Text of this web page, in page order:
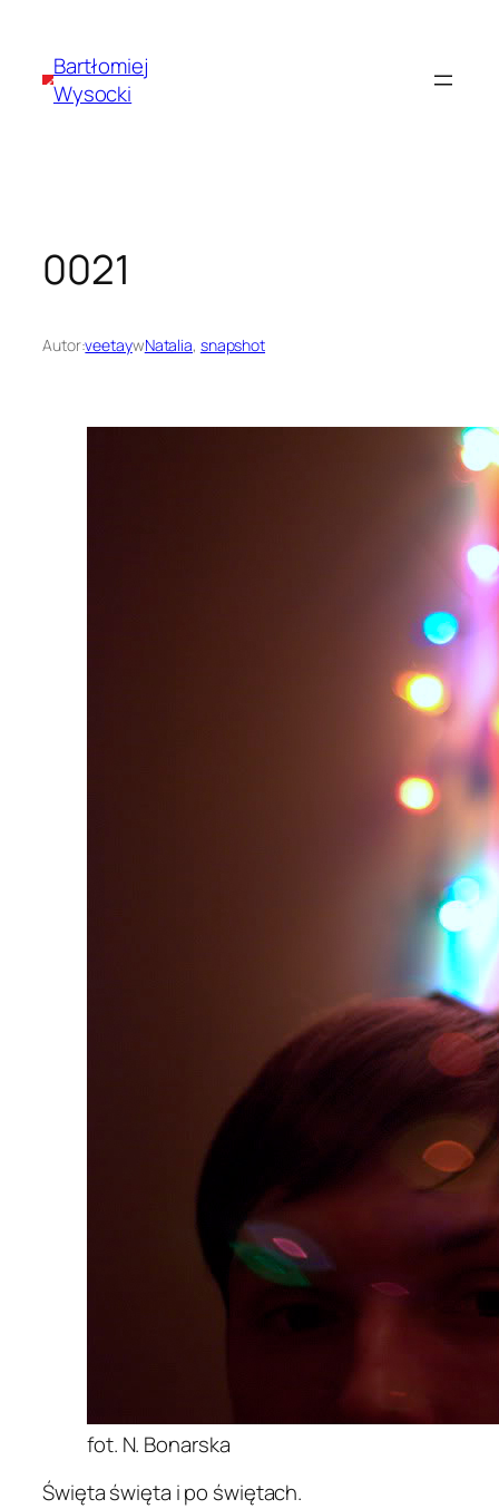
treściBartłomiej
Wysocki
0021
Autor:veetaywNatalia, snapshot
fot. N. Bonarska
Święta święta i po świętach.